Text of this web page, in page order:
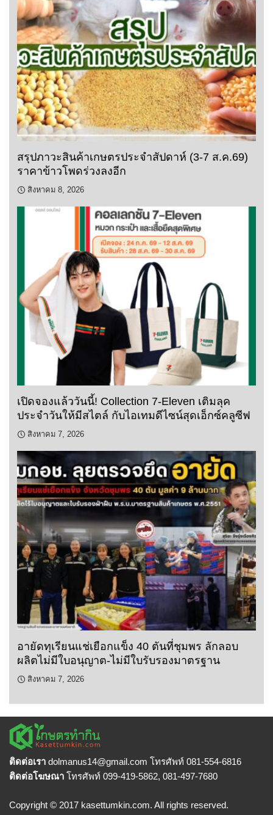
สรุปภาวะสินค้าเกษตรประจำสัปดาห์ (3-7 ส.ค.69)
ราคาข้าวโพดร่วงลงอีก
สิงหาคม 8, 2026
เปิดจองแล้ววันนี้! Collection 7-Eleven เติมลุค
ประจำวันให้มีสไตล์ กับไอเทมดีไซน์สุดเอ็กซ์คลูซีฟ
สิงหาคม 7, 2026
อายัดทุเรียนแช่เยือกแข็ง 40 ตันที่ชุมพร ลักลอบ
ผลิตไม่มีใบอนุญาต-ไม่มีใบรับรองมาตรฐาน
สิงหาคม 7, 2026
ติดต่อเรา dolmanus14@gmail.com โทรศัพท์ 081-554-6816
ติดต่อโฆษณา โทรศัพท์ 099-419-5862, 081-497-7680
Copyright © 2017 kasettumkin.com. All rights reserved.